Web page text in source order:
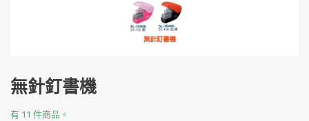
無針釘書機
有 11 件商品。